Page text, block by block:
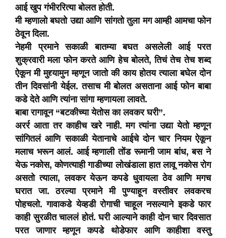
आई खुप गंभीररित्या बोलत होती.
मी म्हणालो बघतो उद्या आणि सांगतो तुला मग आम्ही आमचा फोन
ठेवून दिला.
नेहमी प्रमाने सकाळी बातम्या बघत असलेली आई परत
शुक्रवारी मला फोन करते आणि हेच बोलते, तिचं तेच तेच शब्द
ऐकून मी मुद्द्यामुन म्हणून जातो की काय होतय त्याला बघेल दोन
तीन दिवसांनी येईल. तसाच मी बोलत असताना आई फोन बाबा
कडे देते आणि त्यांना सांगा म्हणायला लावते.
बाबा रागावून “बटकीच्या येतोस का लवकर घरी”.
अरर्र आता तर काहीच खरे नाही. मग त्यांना उद्या येतो म्हणून
सांगितलं आणि सकाळी येतानाचे आईचे दोन चार नियम ऐकून
मलाच भरून आलं. आई म्हणाली तोंड रूमानी जाम बांध, बस ने
येऊ नकोस, कोणत्याही गाडीच्या लोखंडाला हात लावू नकोस रोग
असतो त्याला, लवकर येऊन कपडे धुवायला ठेव आणि मगच
घरात जा. ठरल्या प्रमाने मी पुण्याहून वस्तीवर लवकरच
पोहचलो. गावाकडे येव्हडी रोगाची चाहूल नसल्याने इकडे फार
काही सुरळीत चाललं होतं. घरी आल्याने काही दोन चार दिवसात
परत जाणार म्हणून कपडे थोडेफार आणि काहीशा वस्तु